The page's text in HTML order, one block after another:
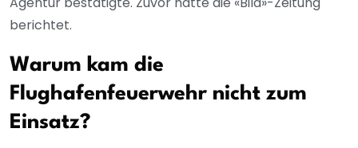
berichtet.
Warum kam die
Flughafenfeuerwehr nicht zum
Einsatz?